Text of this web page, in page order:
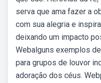
serva que ama fazer a
com sua alegria e
deixando um impacto
Webalguns exemplos
para grupos de louvor
adoração dos céus.